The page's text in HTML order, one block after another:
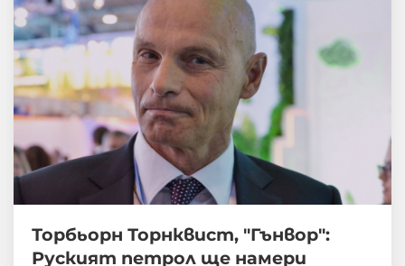
Торбьорн Торнквист, "Гънвор":
Руският петрол ще намери